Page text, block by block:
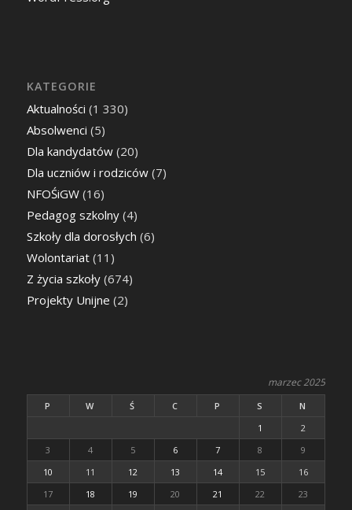
KATEGORIE
Aktualności (1 330)
Absolwenci (5)
Dla kandydatów(20)
Dla uczniów i rodziców(7)
NFOŚiGW(16)
Pedagog szkolny(4)
Szkoły dla dorosłych (6)
Wolontariat(11)
Z życia szkoły(674)
Projekty Unijne (2)
marzec 2025
P W Ś C P S
N
1
2
3
4 5 6 7 8
9
10
11 12 13 14 15
16
17
18 19 20 21 22 23